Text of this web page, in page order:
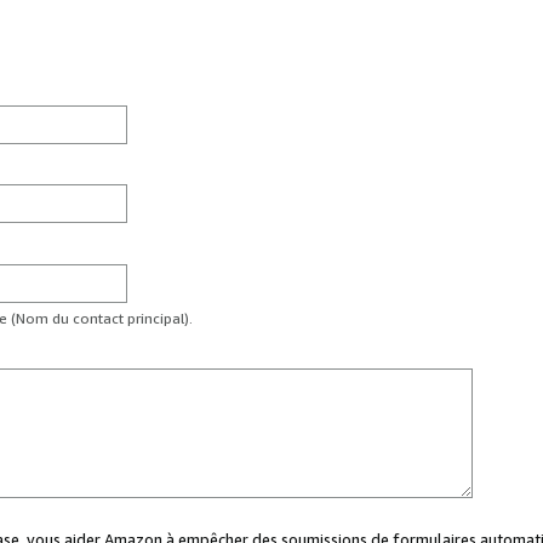
du contact principal).